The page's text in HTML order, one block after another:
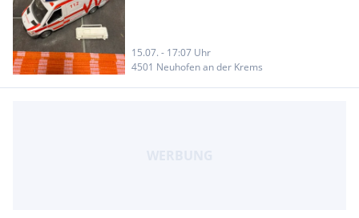
15.07. - 17:07 Uhr
4501 Neuhofen an der Krems